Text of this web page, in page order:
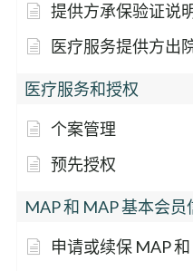
提供方承保验证说
医疗服务提供方出
医疗服务和授权
个案管理
预先授权
MAP 和 MAP 基本会员
申请或续保 MAP